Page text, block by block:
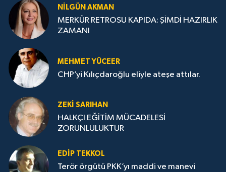
NILGÜN AKMAN
MERKÜR RETROSU KAPIDA: ŞİMDİ HAZIRLIK
ZAMANI
MEHMET YÜCEER
CHP’yi Kılıçdaroğlu eliyle ateşe attılar.
ZEKI SARIHAN
HALKÇI EĞİTİM MÜCADELESİ
ZORUNLULUKTUR
EDIP TEKKOL
Terör örgütü PKK’yı maddi ve manevi